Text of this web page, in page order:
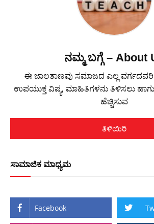
ನಮ್ಮ ಬಗ್ಗೆ – About
ಈ ಜಾಲತಾಣವು ಸಮಾಜದ ಎಲ್ಲ
ಉಪಯುಕ್ತ ವಿಷ್ಯ, ಮಾಹಿತಿಗಳನು ತಿಳಿಸಲು ಹಾಗು
ಹೆಚ್ಚಿಸುವ
ತಿಳಿಯಿರಿ
ಸಾಮಾಜಿಕ ಮಾಧ್ಯಮ
Facebook